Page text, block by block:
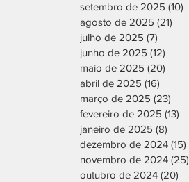
setembro de 2025 (10)
agosto de 2025 (21)
julho de 2025 (7)
junho de 2025 (12)
maio de 2025 (20)
abril de 2025 (16)
março de 2025 (23)
fevereiro de 2025 (13)
janeiro de 2025 (8)
dezembro de 2024 (15)
novembro de 2024 (25)
outubro de 2024 (20)